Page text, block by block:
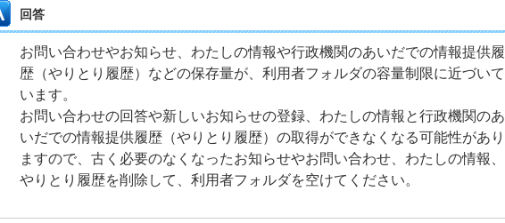
回答
お問い合わせやお知らせ、わたしの情報や行政機関のあいだでの情報提供履
歴（やりとり履歴）などの保存量が、利用者フォルダの容量制限に近づいて
います。
お問い合わせの回答や新しいお知らせの登録、わたしの情報と行政機関のあ
いだでの情報提供履歴（やりとり履歴）の取得ができなくなる可能性があり
ますので、古く必要のなくなったお知らせやお問い合わせ、わたしの情報、
やりとり履歴を削除して、利用者フォルダを空けてください。